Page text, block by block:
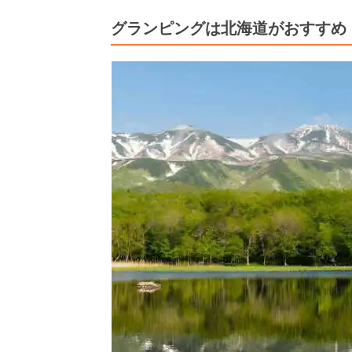
グランピングは北海道がおすすめ